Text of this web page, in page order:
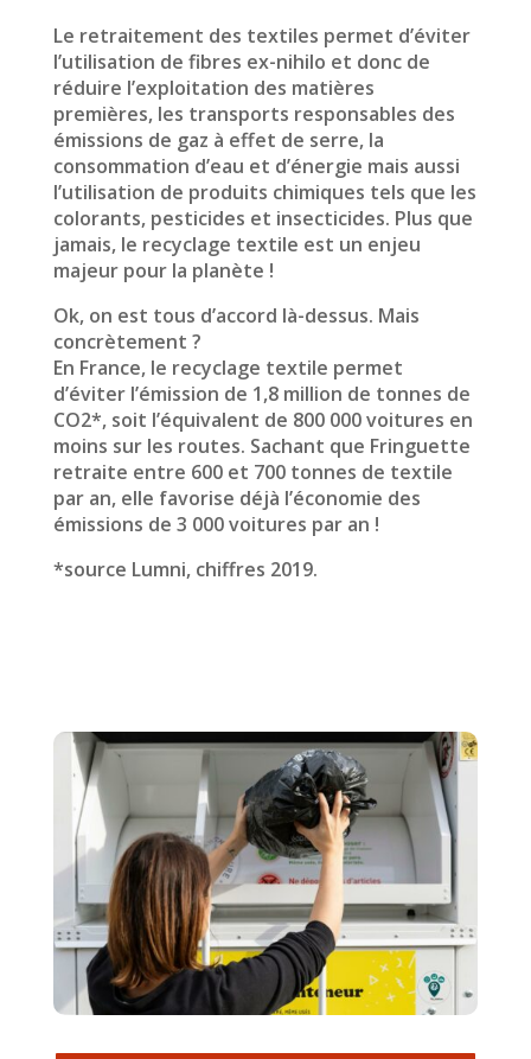
Le retraitement des textiles permet d’éviter
l’utilisation de fibres ex-nihilo et donc de
réduire l’exploitation des matières
premières, les transports responsables des
émissions de gaz à effet de serre, la
consommation d’eau et d’énergie mais aussi
l’utilisation de produits chimiques tels que les
colorants, pesticides et insecticides. Plus que
jamais, le recyclage textile est un enjeu
majeur pour la planète !
Ok, on est tous d’accord là-dessus. Mais
concrètement ?
En France, le recyclage textile permet
d’éviter l’émission de 1,8 million de tonnes de
CO2*, soit l’équivalent de 800 000 voitures en
moins sur les routes. Sachant que Fringuette
retraite entre 600 et 700 tonnes de textile
par an, elle favorise déjà l’économie des
émissions de 3 000 voitures par an !
*source Lumni, chiffres 2019.